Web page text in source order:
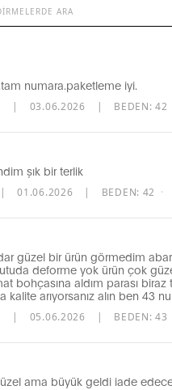
numara.paketleme iyi.
| 03.06.2026 | BEDEN: 42
şık bir terlik
| 01.06.2026 | BEDEN: 42 ·
güzel bir ürün görmedim
deforme yok ürün çok
bohçasına aldım parası
kalite arıyorsanız alın ben 43
| 05.06.2026 | BEDEN: 43
ama büyük geldi iade